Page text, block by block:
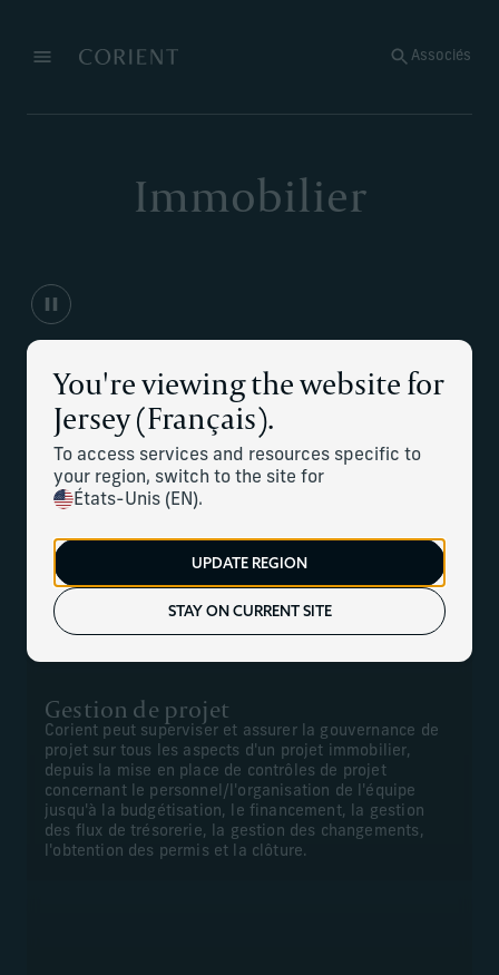
MenuRetour à la page d’accueil
You're viewing the website for
Jersey (Français).
To access services and resources specific to
your region, switch to the site for
États-Unis (EN).
UPDATE REGION
STAY ON CURRENT SITE
Associés
Immobilier
Répondre à vos besoins en
matière de gestion
immobilière
construction, de gestion de projet, de gestion financière
pour les nouveaux projets et les rénovations, ainsi que des
services de gestion des actifs immobiliers.
Gestion de projet
Corient peut superviser et assurer la gouvernance de
projet sur tous les aspects d'un projet immobilier,
depuis la mise en place de contrôles de projet
concernant le personnel/l'organisation de l'équipe
jusqu'à la budgétisation, le financement, la gestion
des flux de trésorerie, la gestion des changements,
l'obtention des permis et la clôture.